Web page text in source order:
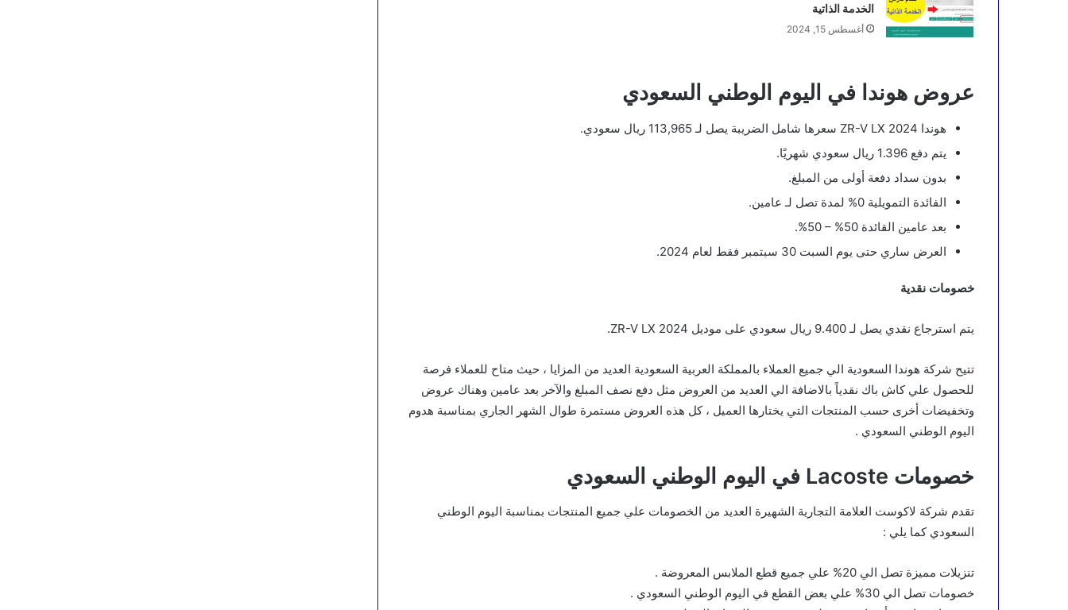
الخدمة الذاتية
أغسطس 15, 2024
عروض هوندا في اليوم الوطني السعودي
هوندا ZR-V LX 2024 سعرها شامل الضريبة يصل لـ 113,965 ريال سعودي.
يتم دفع 1.396 ريال سعودي شهريًا.
بدون سداد دفعة أولى من المبلغ.
الفائدة التمويلية 0% لمدة تصل لـ عامين.
بعد عامين القائدة 50% – 50%.
العرض ساري حتى يوم السبت 30 سبتمبر فقط لعام 2024.
خصومات نقدية
يتم استرجاع نقدي يصل لـ 9.400 ريال سعودي على موديل ZR-V LX 2024.
تتيح شركة هوندا السعودية الي جميع العملاء بالمملكة العربية السعودية العديد من المزايا ، حيث متاح للعملاء فرصة
للحصول علي كاش باك نقدياً بالاضافة الي العديد من العروض مثل دفع نصف المبلغ والآخر بعد عامين وهناك عروض
وتخفيضات أخرى حسب المنتجات التي يختارها العميل ، كل هذه العروض مستمرة طوال الشهر الجاري بمناسبة هدوم
اليوم الوطني السعودي .
خصومات Lacoste في اليوم الوطني السعودي
تقدم شركة لاكوست العلامة التجارية الشهيرة العديد من الخصومات علي جميع المنتجات بمناسبة اليوم الوطني
السعودي كما يلي :
تنزيلات مميزة تصل الي 20% علي جميع قطع الملابس المعروضة .
خصومات تصل الي 30% علي بعض القطع في اليوم الوطني السعودي .